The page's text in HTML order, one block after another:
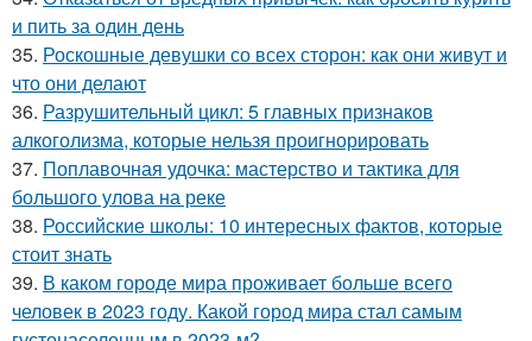
и пить за один день
35. Роскошные девушки со всех сторон: как они живут и
что они делают
36. Разрушительный цикл: 5 главных признаков
алкоголизма, которые нельзя проигнорировать
37. Поплавочная удочка: мастерство и тактика для
большого улова на реке
38. Российские школы: 10 интересных фактов, которые
стоит знать
39. В каком городе мира проживает больше всего
человек в 2023 году. Какой город мира стал самым